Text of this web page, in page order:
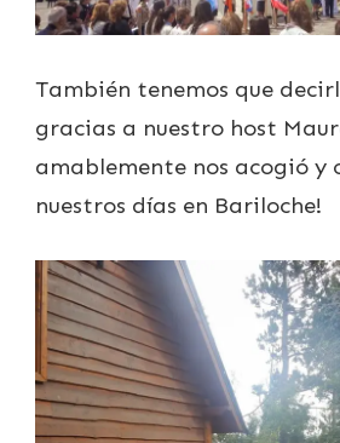
También tenemos que
gracias a nuestro host
amablemente nos acogió y
nuestros días en Bariloche!